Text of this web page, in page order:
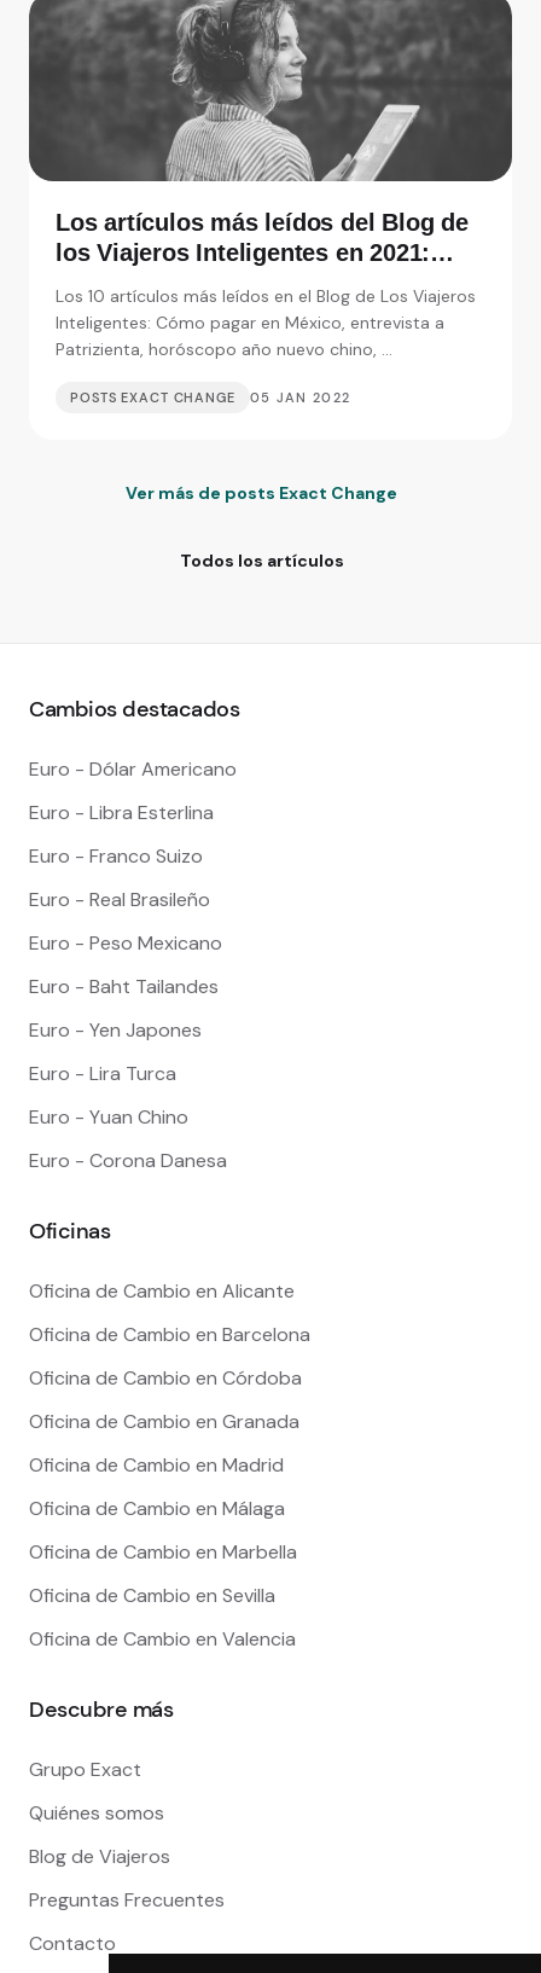
Los artículos más leídos del Blog de
los Viajeros Inteligentes en 2021:
extranjeras
Los 10 artículos más leídos en el Blog de Los Viajeros
Inteligentes: Cómo pagar en México, entrevista a
Patrizienta, horóscopo año nuevo chino, ...
POSTS EXACT CHANGE 05 JAN 2022
Ver más de posts Exact Change
Todos los artículos
Cambios destacados
Euro - Dólar Americano
Euro - Libra Esterlina
Euro - Franco Suizo
Euro - Real Brasileño
Euro - Peso Mexicano
Euro - Baht Tailandes
Euro - Yen Japones
Euro - Lira Turca
Euro - Yuan Chino
Euro - Corona Danesa
Oficinas
Oficina de Cambio en Alicante
Oficina de Cambio en Barcelona
Oficina de Cambio en Córdoba
Oficina de Cambio en Granada
Oficina de Cambio en Madrid
Oficina de Cambio en Málaga
Oficina de Cambio en Marbella
Oficina de Cambio en Sevilla
Oficina de Cambio en Valencia
Descubre más
Grupo Exact
Quiénes somos
Blog de Viajeros
Preguntas Frecuentes
Contacto